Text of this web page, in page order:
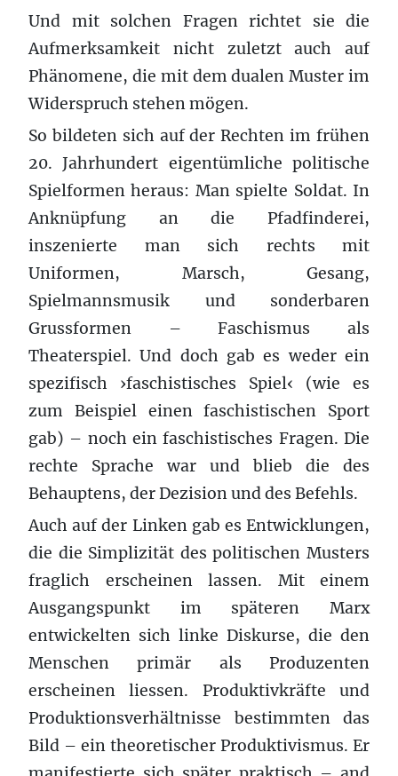
Und mit solchen Fragen richtet sie die
Aufmerksamkeit nicht zuletzt auch auf
Phänomene, die mit dem dualen Muster im
Widerspruch stehen mögen.
So bildeten sich auf der Rechten im frühen
20. Jahrhundert eigentümliche politische
Spielformen heraus: Man spielte Soldat. In
Anknüpfung an die Pfadfinderei,
inszenierte man sich rechts mit
Uniformen, Marsch, Gesang,
Spielmannsmusik und sonderbaren
Grussformen – Faschismus als
Theaterspiel. Und doch gab es weder ein
spezifisch ›faschistisches Spiel‹ (wie es
zum Beispiel einen faschistischen Sport
gab) – noch ein faschistisches Fragen. Die
rechte Sprache war und blieb die des
Behauptens, der Dezision und des Befehls.
Auch auf der Linken gab es Entwicklungen,
die die Simplizität des politischen Musters
fraglich erscheinen lassen. Mit einem
Ausgangspunkt im späteren Marx
entwickelten sich linke Diskurse, die den
Menschen primär als Produzenten
erscheinen liessen. Produktivkräfte und
Produktionsverhältnisse bestimmten das
Bild – ein theoretischer Produktivismus. Er